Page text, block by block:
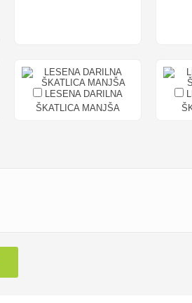
LESENA DARILNA
ŠKATLICA MANJŠA